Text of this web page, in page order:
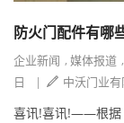
防火门配件有哪
企业新闻 , 媒体报道 ,
日
| 中沃门业
喜讯!喜讯!——根据